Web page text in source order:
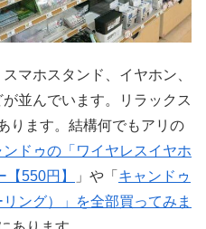
マホスタンド、イヤホン、
並んでいます。リラックス
ります。結構何でもアリの
ンドゥの「ワイヤレスイヤホ
550円】
」や「 キャンドゥ
ング）」を全部買ってみま